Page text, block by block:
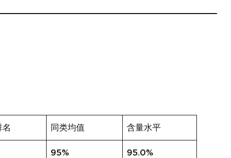
名 同类均值 含量水平
95% 95.0%